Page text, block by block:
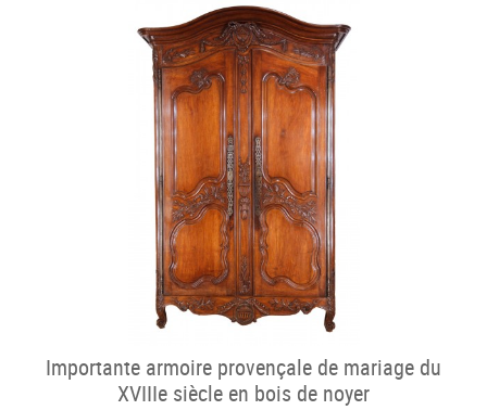
Importante armoire provençale de mariage du
XVIIIe siècle en bois de noyer